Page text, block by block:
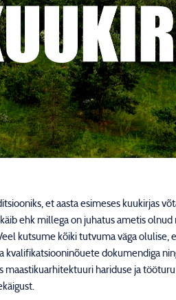
et aasta esimeses kuukirjas
ehk millega on juhatus ametis
kutsume kõiki tutvuma väga olulise,
kvalifikatsiooninõuete dokumendiga
maastikuarhitektuuri hariduse ja